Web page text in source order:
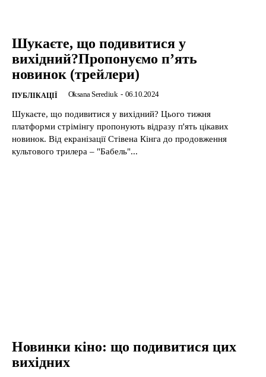
Шукаєте, що подивитися у
вихідний?Пропонуємо п’ять
новинок (трейлери)
ПУБЛІКАЦІЇ Oksana Serediuk - 06.10.2024
Шукаєте, що подивитися у вихідний? Цього тижня
платформи стрімінгу пропонують відразу п'ять цікавих
новинок. Від екранізації Стівена Кінга до продовження
культового трилера – "Бабель"...
Новинки кіно: що подивитися цих
вихідних